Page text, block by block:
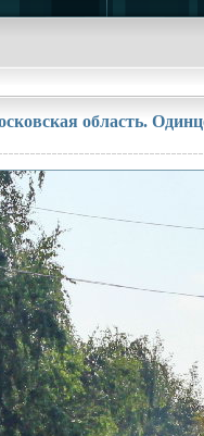
область.